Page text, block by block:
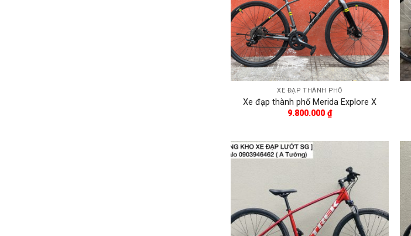
XE ĐẠP THÀNH PHỐ
Xe đạp thành phố Merida Explore X
9.800.000₫